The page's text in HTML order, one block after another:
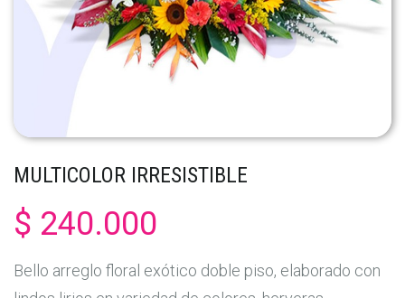
MULTICOLOR IRRESISTIBLE
$ 240.000
Bello arreglo floral exótico doble piso, elaborado con